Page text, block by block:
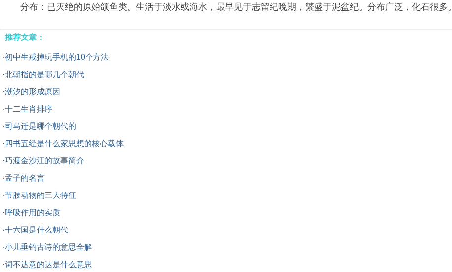
分布：已灭绝的原始颌鱼类。生活于淡水或海水，最早见于志留纪晚期，繁盛于泥盆纪。分布广泛，化石很多。
推荐文章：
·初中生戒掉玩手机的10个方法
·北朝指的是哪几个朝代
·潮汐的形成原因
·十二生肖排序
·司马迁是哪个朝代的
· 四书五经是什么家思想的核心载体
·巧渡金沙江的故事简介
·孟子的名言
·节肢动物的三大特征
·呼吸作用的实质
·十六国是什么朝代
·小儿垂钓古诗的意思全解
·词不达意的达是什么意思